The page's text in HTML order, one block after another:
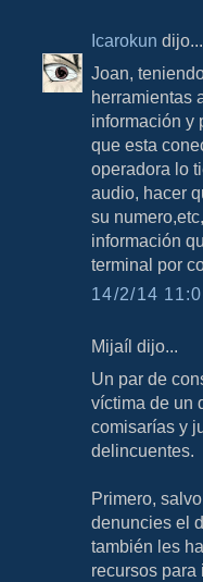
Icarokun dijo...
Joan,
herramientas
información y
que esta
operadora lo
audio, hacer
su
información
terminal por
14/2/14
Mijaíl dijo...
Un par de
víctima de un
comisarías y
delincuentes.
Primero,
denuncies el
también les
recursos